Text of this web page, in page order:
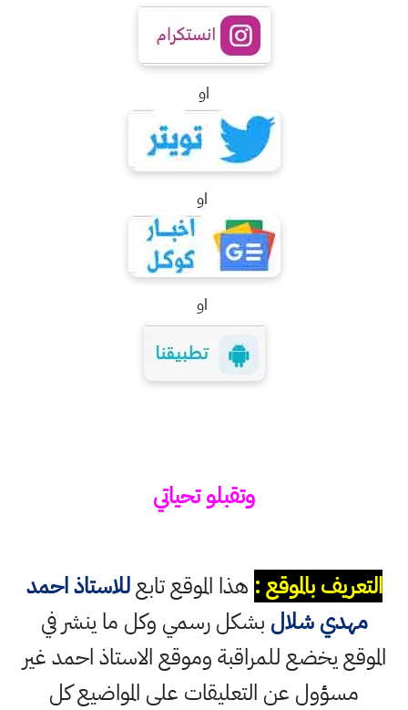
او
او
او
وتقبلو تحياتي
التعريف بالموقع : هذا الموقع تابعللاستاذ احمد
مهدي شلال بشكل رسمي وكل ما ينشر في
الموقع يخضع للمراقبة وموقع الاستاذ احمد غير
مسؤول عن التعليقات على المواضيع كل